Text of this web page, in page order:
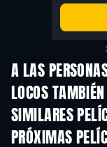
A LAS
LOCOS
SIMILARES
PRÓXIMAS